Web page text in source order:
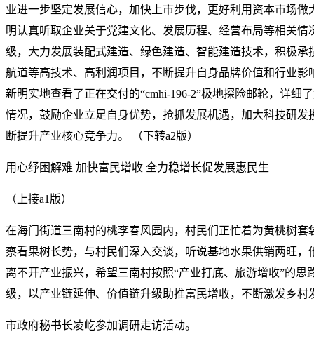
业进一步坚定发展信心，加快上市步伐，更好利用资本市场
明认真听取企业关于党建文化、发展历程、经营布局等相关
级，大力发展装配式建造、绿色建造、智能建造技术，积极承
航道等高技术、高利润项目，不断提升自身品牌价值和行业影
新明实地查看了正在交付的“cmhi-196-2”极地探险邮轮，详细
情况，鼓励企业立足自身优势，抢抓发展机遇，加大科技研发
断提升产业核心竞争力。 （下转a2版）
用心纾困解难 加快富民增收 全力稳增长促发展惠民生
（上接a1版）
在海门街道三南村的桃李春风园内，村民们正忙着为黄桃树套
察看果树长势，与村民们深入交谈，听说基地水果供销两旺，
离不开产业振兴，希望三南村按照“产业打底、旅游增收”的思
级，以产业链延伸、价值链升级助推富民增收，不断激发乡村
市政府秘书长凌屹参加调研走访活动。